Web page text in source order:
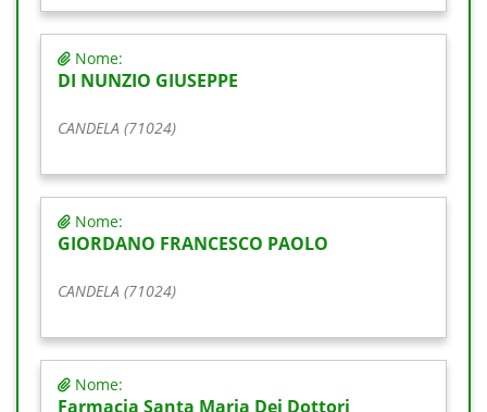
Nome:
DI NUNZIO GIUSEPPE
CANDELA (71024)
Nome:
GIORDANO FRANCESCO PAOLO
CANDELA (71024)
Nome:
Farmacia Santa Maria Dei Dottori